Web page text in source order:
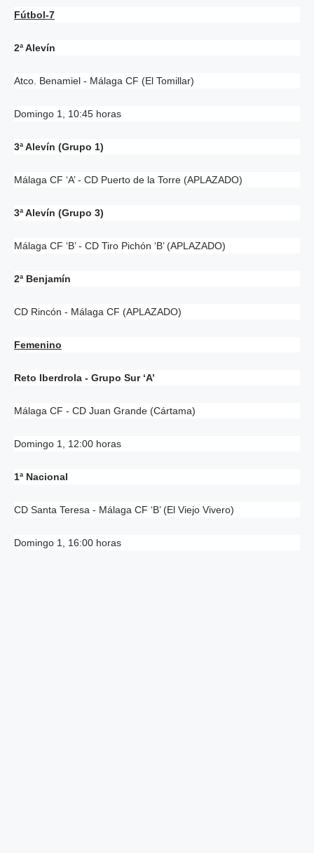
Fútbol-7
2ª Alevín
Atco. Benamiel - Málaga CF (El Tomillar)
Domingo 1, 10:45 horas
3ª Alevín (Grupo 1)
Málaga CF ‘A’ - CD Puerto de la Torre (APLAZADO)
3ª Alevín (Grupo 3)
Málaga CF ‘B’ - CD Tiro Pichón ‘B’ (APLAZADO)
2ª Benjamín
CD Rincón - Málaga CF (APLAZADO)
Femenino
Reto Iberdrola - Grupo Sur ‘A’
Málaga CF - CD Juan Grande (Cártama)
Domingo 1, 12:00 horas
1ª Nacional
CD Santa Teresa - Málaga CF ‘B’ (El Viejo Vivero)
Domingo 1, 16:00 horas